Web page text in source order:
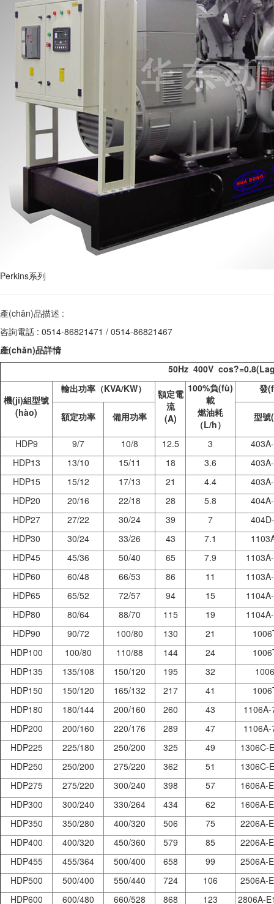
Perkins系列
產(chǎn)品描述 :
咨詢電話 : 0514-86821471 / 0514-86821467
產(chǎn)品詳情
50Hz 400V cos?
機(jī)組型號
(hào)
輸出功率（KVA/KW）
額定電
流
(A)
100%負(fù)
載
燃油耗
（L/h）
發
額定功率 備用功率 型
HDP9 9/7 10/8 12.5 3
HDP13
13/10 15/11 18 3.6
HDP15
15/12 17/13 21 4.4
HDP20
20/16 22/18 28 5.8
HDP27
27/22 30/24 39 7
HDP30
30/24 33/26 43 7.1
HDP45
45/36 50/40 65 7.9
HDP60
60/48 66/53 86 11
HDP65
65/52 72/57 94 15
HDP80
80/64 88/70 115 19
HDP90
90/72 100/80 130 21
HDP100
100/80 110/88 144 24
HDP135
135/108 150/120 195 32
HDP150
150/120 165/132 217 41
HDP180
180/144 200/160 260 43
1106A-
HDP200
200/160 220/176 289 47
1106A-
HDP225
225/180 250/200 325 49
1306C-
HDP250
250/200 275/220 362 51
1306C-
HDP275
275/220 300/240 398 57
1606A-
HDP300
300/240 330/264 434 62
1606A-
HDP350
350/280 400/320 506 75
2206A-
HDP400
400/320 450/360 579 85
2206A-
HDP455
455/364 500/400 658 99
2506A-
HDP500
500/400 550/440 724 106
2506A-
HDP600
600/480 660/528 868 123
2806A-